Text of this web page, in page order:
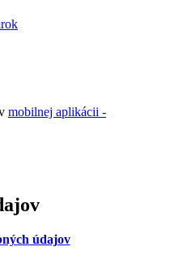
mobilnej aplikácii -
údajov